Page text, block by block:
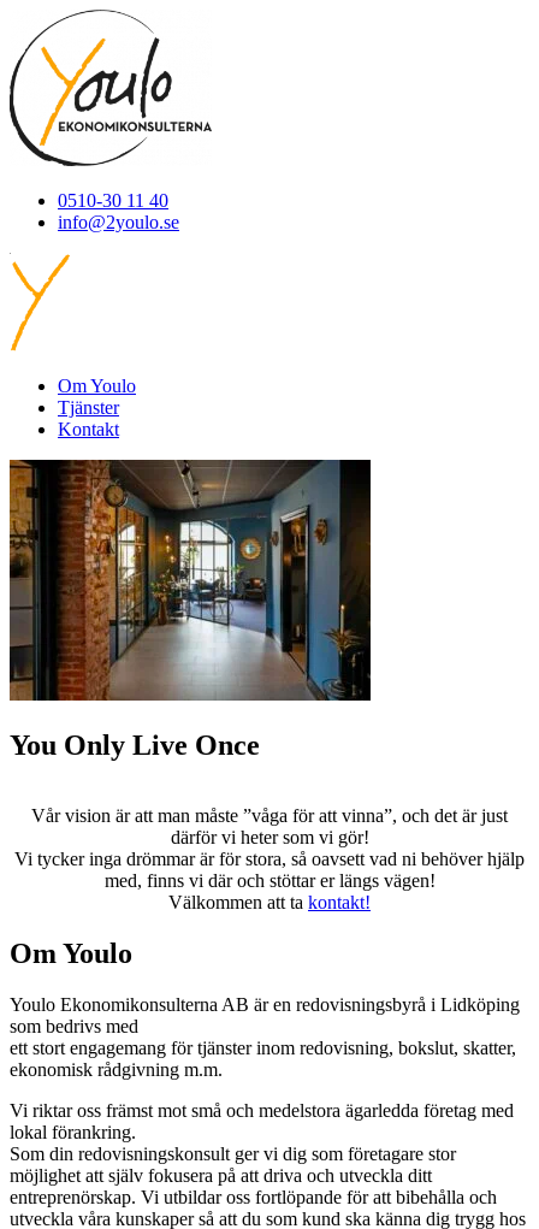
0510-30 11 40
info@2youlo.se
Om Youlo
Tjänster
Kontakt
You Only Live Once
Vår vision är att man måste ”våga för att vinna”, och det är just
därför vi heter som vi gör!
Vi tycker inga drömmar är för stora, så oavsett vad ni behöver hjälp
med, finns vi där och stöttar er längs vägen!
Välkommen att ta kontakt!
Om Youlo
Youlo Ekonomikonsulterna AB är en redovisningsbyrå i Lidköping
som bedrivs med
ett stort engagemang för tjänster inom redovisning, bokslut, skatter,
ekonomisk rådgivning m.m.
Vi riktar oss främst mot små och medelstora ägarledda företag med
lokal förankring.
Som din redovisningskonsult ger vi dig som företagare stor
möjlighet att själv fokusera på att driva och utveckla ditt
entreprenörskap. Vi utbildar oss fortlöpande för att bibehålla och
utveckla våra kunskaper så att du som kund ska känna dig trygg hos